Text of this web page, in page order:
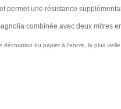
permet une résistance
combinée avec deux mitres
du papier à l'encre, la plus